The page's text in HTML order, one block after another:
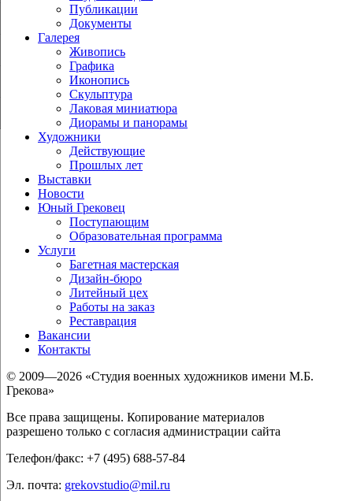
Публикации
Документы
Галерея
Живопись
Графика
Иконопись
Скульптура
Лаковая миниатюра
Диорамы и панорамы
Художники
Действующие
Прошлых лет
Выставки
Новости
Юный Грековец
Поступающим
Образовательная программа
Услуги
Багетная мастерская
Дизайн-бюро
Литейный цех
Работы на заказ
Реставрация
Вакансии
Контакты
© 2009—2026 «Студия военных художников имени М.Б.
Грекова»
Все права защищены. Копирование материалов
разрешено только с согласия администрации сайта
Телефон/факс: +7 (495) 688-57-84
Эл. почта: grekovstudio@mil.ru